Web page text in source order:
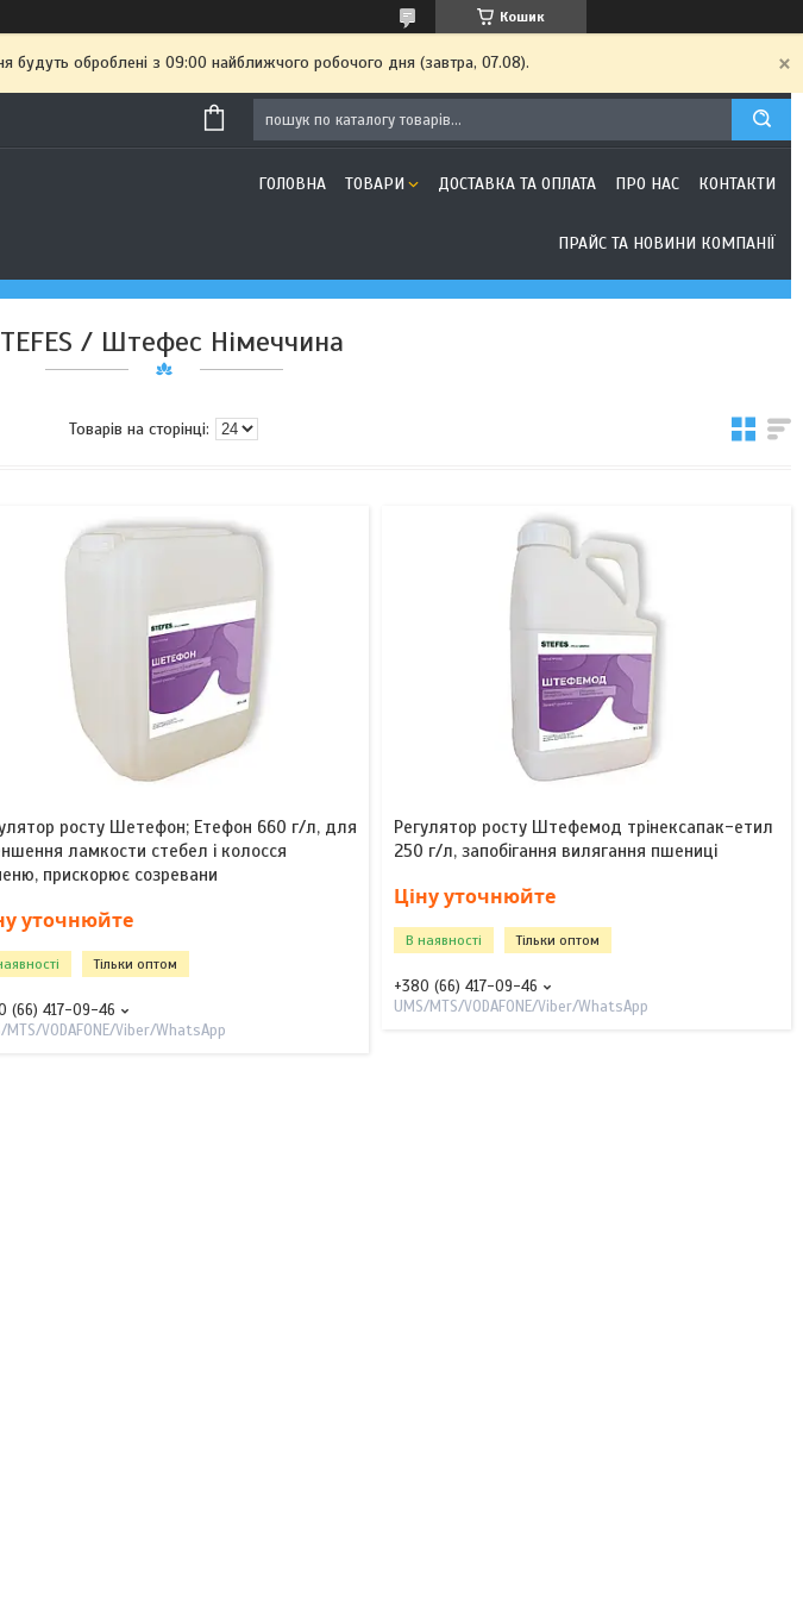
Кошик
будуть оброблені з 09:00 найближчого робочого дня (завтра, 07.08).
ГОЛОВНА ТОВАРИ ДОСТАВКА ТА ОПЛАТА ПРО НАС КОНТАКТИ
ПРАЙС ТА НОВИНИ КОМПАНІЇ
/ Штефес Німеччина
росту Шетефон; Етефон 660 г/л, для
ламкости стебел і колосся
прискорює созревани
уточнюйте
Тільки оптом
(66) 417-09-46
MTS/VODAFONE/Viber/WhatsApp
Регулятор росту Штефемод трінексапак-етил
250 г/л, запобігання вилягання пшениці
Ціну уточнюйте
В наявності Тільки оптом
+380 (66) 417-09-46
UMS/MTS/VODAFONE/Viber/WhatsApp